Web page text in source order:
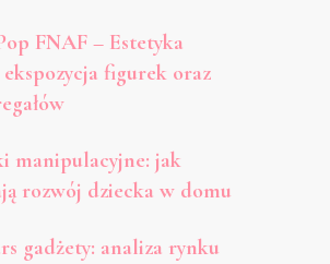
FNAF – Estetyka
figurek oraz
manipulacyjne: jak
rozwój dziecka w domu
gadżety: analiza rynku